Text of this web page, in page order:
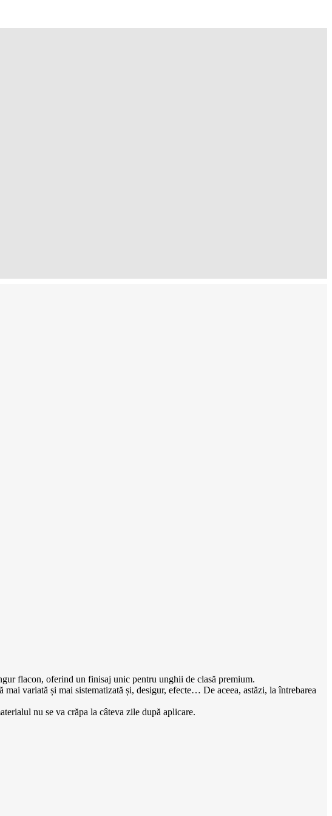
flacon, oferind un finisaj unic pentru unghii de clasă premium.
variată și mai sistematizată și, desigur, efecte… De aceea, astăzi, la întrebarea
nu se va crăpa la câteva zile după aplicare.